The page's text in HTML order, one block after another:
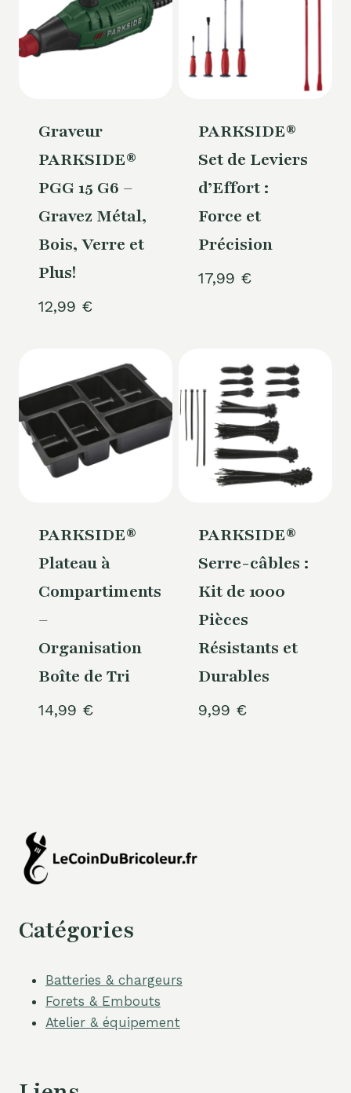
Graveur
PARKSIDE®
PGG 15 G6 –
Gravez Métal,
Bois, Verre et
Plus!
12,99 €
PARKSIDE®
Set de Leviers
d’Effort :
Force et
Précision
17,99 €
PARKSIDE®
Plateau à
Compartiments
–
Organisation
Boîte de Tri
14,99 €
PARKSIDE®
Serre-câbles :
Kit de 1000
Pièces
Résistants et
Durables
9,99 €
Catégories
Batteries & chargeurs
Forets & Embouts
Atelier & équipement